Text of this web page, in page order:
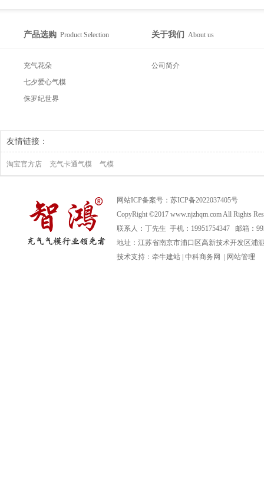
产品选购 Product Selection
充气花朵
七夕爱心气模
侏罗纪世界
关于我们 About us
公司简介
友情链接：
淘宝官方店 充气卡通气模 气模
网站ICP备案号： 苏ICP备2022037405号
CopyRight ©2017 www.njzhqm.com All Rights
联系人：丁先生 手机：19951754347 邮箱：
地址：江苏省南京市浦口区高新技术开发区浦
技术支持： 牵牛建站 中科商务网 网站管理